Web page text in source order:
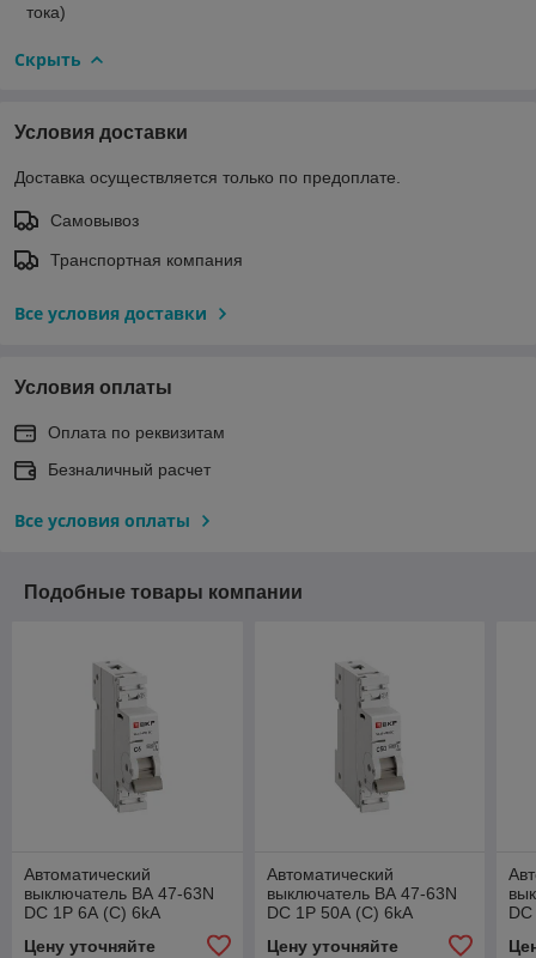
тока)
Скрыть
Условия доставки
Доставка осуществляется только по предоплате.
Самовывоз
Транспортная компания
Все условия доставки
Условия оплаты
Оплата по реквизитам
Безналичный расчет
Все условия оплаты
Подобные товары компании
Автоматический
выключатель ВА 47-63N
DC 1P 6А (C) 6kA
Цену уточняйте
Автоматический
выключатель ВА 47-63N
DC 1P 50А (C) 6kA
Цену уточняйте